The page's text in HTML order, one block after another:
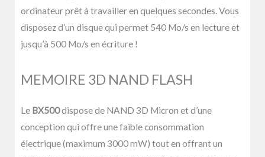
ordinateur prêt à travailler en quelques secondes. Vous
disposez d’un disque qui permet 540 Mo/s en lecture et
jusqu’à 500 Mo/s en écriture !
MEMOIRE 3D NAND FLASH
Le BX500dispose de NAND 3D Micron et d’une
conception qui offre une faible consommation
électrique (maximum 3000 mW) tout en offrant un